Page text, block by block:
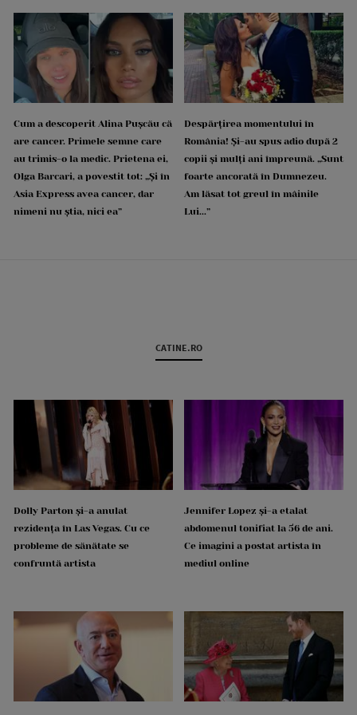
Cum a descoperit Alina Pușcău că
are cancer. Primele semne care
au trimis-o la medic. Prietena ei,
Olga Barcari, a povestit tot: „Și în
Asia Express avea cancer, dar
nimeni nu știa, nici ea”
Despărțirea momentului în
România! Și-au spus adio după 2
copii și mulți ani împreună. „Sunt
foarte ancorată în Dumnezeu.
Am lăsat tot greul în mâinile
Lui...”
CATINE.RO
Dolly Parton și-a anulat
rezidența în Las Vegas. Cu ce
probleme de sănătate se
confruntă artista
Jennifer Lopez și-a etalat
abdomenul tonifiat la 56 de ani.
Ce imagini a postat artista în
mediul online